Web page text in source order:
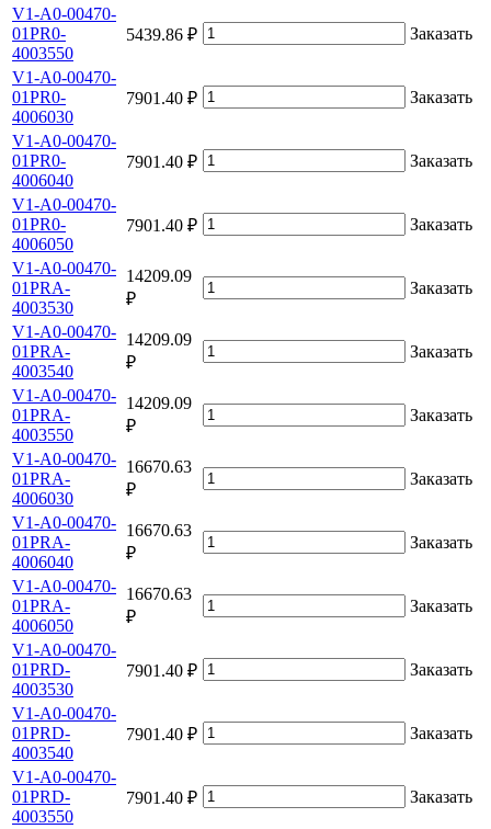
V1-A0-00470-
01PR0-
4003550
5439.86 ₽ Заказать
V1-A0-00470-
01PR0-
4006030
7901.40 ₽ Заказать
V1-A0-00470-
01PR0-
4006040
7901.40 ₽ Заказать
V1-A0-00470-
01PR0-
4006050
7901.40 ₽ Заказать
V1-A0-00470-
01PRA-
4003530
14209.09
₽
Заказать
V1-A0-00470-
01PRA-
4003540
14209.09
₽
Заказать
V1-A0-00470-
01PRA-
4003550
14209.09
₽
Заказать
V1-A0-00470-
01PRA-
4006030
16670.63
₽
Заказать
V1-A0-00470-
01PRA-
4006040
16670.63
₽
Заказать
V1-A0-00470-
01PRA-
4006050
16670.63
₽
Заказать
V1-A0-00470-
01PRD-
4003530
7901.40 ₽ Заказать
V1-A0-00470-
01PRD-
4003540
7901.40 ₽ Заказать
V1-A0-00470-
01PRD-
4003550
7901.40 ₽ Заказать